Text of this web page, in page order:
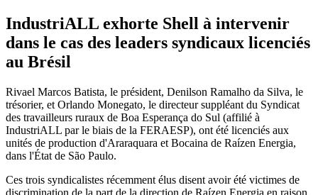
IndustriALL exhorte Shell à intervenir
dans le cas des leaders syndicaux licenciés
au Brésil
Rivael Marcos Batista, le président, Denilson Ramalho da Silva, le
trésorier, et Orlando Monegato, le directeur suppléant du Syndicat
des travailleurs ruraux de Boa Esperança do Sul (affilié à
IndustriALL par le biais de la FERAESP), ont été licenciés aux
unités de production d'Araraquara et Bocaina de Raízen Energia,
dans l'État de São Paulo.
Ces trois syndicalistes récemment élus disent avoir été victimes de
discrimination de la part de la direction de Raízen Energia en raison